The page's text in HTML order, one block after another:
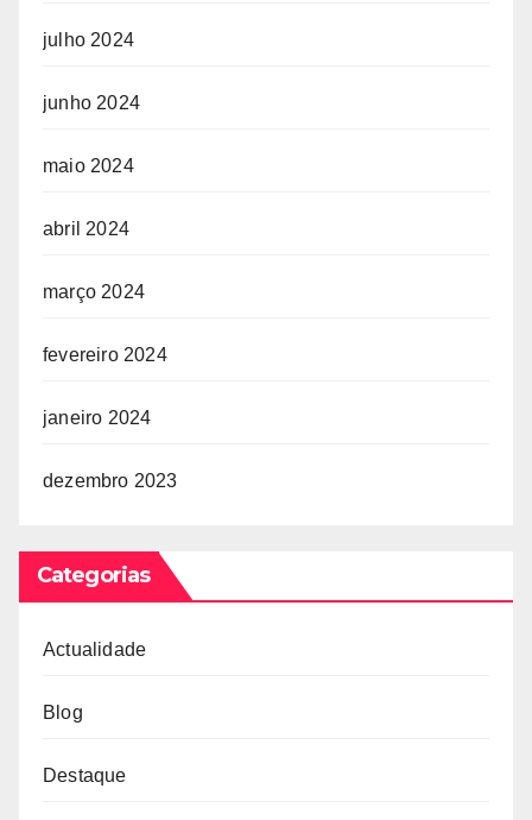
julho 2024
junho 2024
maio 2024
abril 2024
março 2024
fevereiro 2024
janeiro 2024
dezembro 2023
Categorias
Actualidade
Blog
Destaque